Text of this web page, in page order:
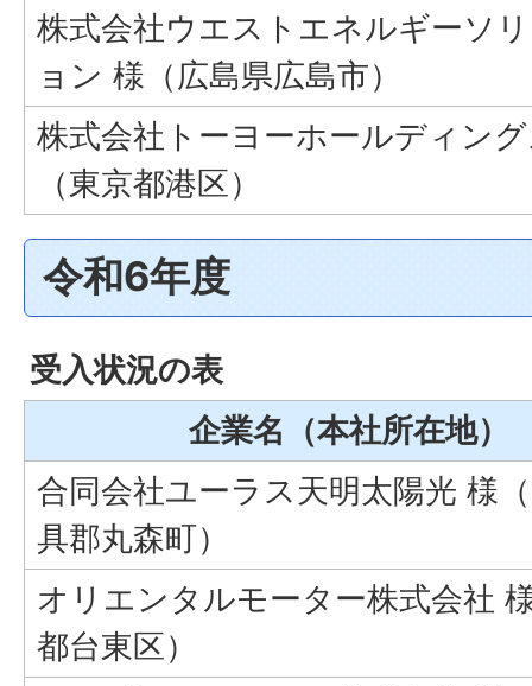
株式会社ウエストエネルギーソ
ョン 様（広島県広島市）
株式会社トーヨーホールディン
（東京都港区）
令和6年度
受入状況の表
企業名（本社所在地）
合同会社ユーラス天明太陽光 様
具郡丸森町）
オリエンタルモーター株式会社
都台東区）